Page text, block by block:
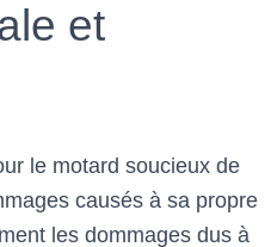
et
le motard soucieux de
causés à sa propre
les dommages dus à